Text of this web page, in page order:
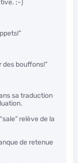
;-)
des bouffons!”
sa traduction
relève de la
de retenue